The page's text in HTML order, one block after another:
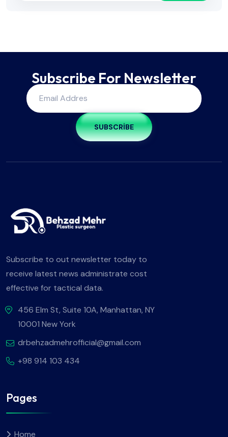
Subscribe For Newsletter
SUBSCRIBE
Subscribe to out newsletter today to
receive latest news administrate cost
effective for tactical data.
456 Elm St, Suite 10A, Manhattan, NY
10001 New York
drbehzadmehrofficial@gmail.com
+98 914 103 434
Pages
Home